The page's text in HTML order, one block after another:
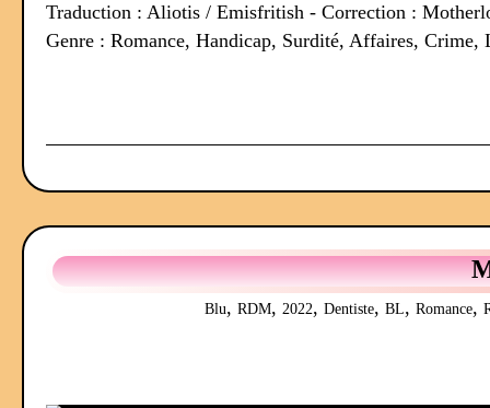
Traduction : Aliotis / Emisfritish - Correction :
Genre : Romance, Handicap, Surdité, Affaires,
Blu, RDM, 2022, Dentiste, BL, Romance,